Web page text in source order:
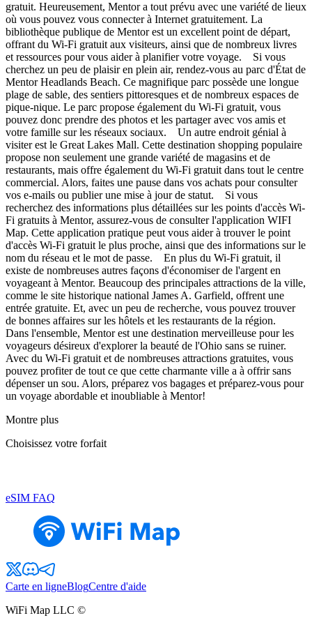
gratuit. Heureusement, Mentor a tout prévu avec une variété de lieux
où vous pouvez vous connecter à Internet gratuitement. La
bibliothèque publique de Mentor est un excellent point de départ,
offrant du Wi-Fi gratuit aux visiteurs, ainsi que de nombreux livres
et ressources pour vous aider à planifier votre voyage. Si vous
cherchez un peu de plaisir en plein air, rendez-vous au parc d'État de
Mentor Headlands Beach. Ce magnifique parc possède une longue
plage de sable, des sentiers pittoresques et de nombreux espaces de
pique-nique. Le parc propose également du Wi-Fi gratuit, vous
pouvez donc prendre des photos et les partager avec vos amis et
votre famille sur les réseaux sociaux. Un autre endroit génial à
visiter est le Great Lakes Mall. Cette destination shopping populaire
propose non seulement une grande variété de magasins et de
restaurants, mais offre également du Wi-Fi gratuit dans tout le centre
commercial. Alors, faites une pause dans vos achats pour consulter
vos e-mails ou publier une mise à jour de statut. Si vous
recherchez des informations plus détaillées sur les points d'accès Wi-
Fi gratuits à Mentor, assurez-vous de consulter l'application WIFI
Map. Cette application pratique peut vous aider à trouver le point
d'accès Wi-Fi gratuit le plus proche, ainsi que des informations sur le
nom du réseau et le mot de passe. En plus du Wi-Fi gratuit, il
existe de nombreuses autres façons d'économiser de l'argent en
voyageant à Mentor. Beaucoup des principales attractions de la ville,
comme le site historique national James A. Garfield, offrent une
entrée gratuite. Et, avec un peu de recherche, vous pouvez trouver
de bonnes affaires sur les hôtels et les restaurants de la région.
Dans l'ensemble, Mentor est une destination merveilleuse pour les
voyageurs désireux d'explorer la beauté de l'Ohio sans se ruiner.
Avec du Wi-Fi gratuit et de nombreuses attractions gratuites, vous
pouvez profiter de tout ce que cette charmante ville a à offrir sans
dépenser un sou. Alors, préparez vos bagages et préparez-vous pour
un voyage abordable et inoubliable à Mentor!
Montre plus
Choisissez votre forfait
eSIM FAQ
Carte en ligneBlogCentre d'aide
WiFi Map LLC ©